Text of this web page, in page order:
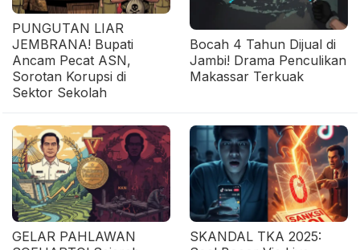
PUNGUTAN LIAR
JEMBRANA! Bupati
Ancam Pecat ASN,
Sorotan Korupsi di
Sektor Sekolah
Bocah 4 Tahun Dijual di
Jambi! Drama Penculikan
Makassar Terkuak
GELAR PAHLAWAN
SKANDAL TKA 2025: